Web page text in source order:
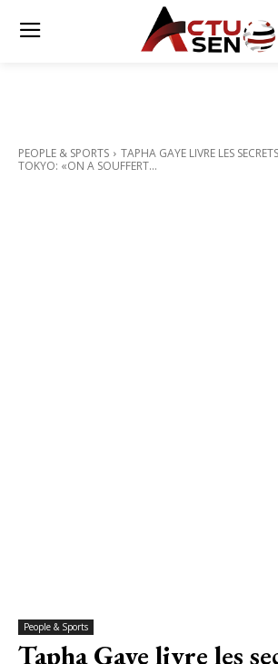
PEOPLE & SPORTS
TAPHA GAYE LIVRE LES
TOKYO: «ON A SOUFFERT...
People & Sports
Tapha Gaye livre les